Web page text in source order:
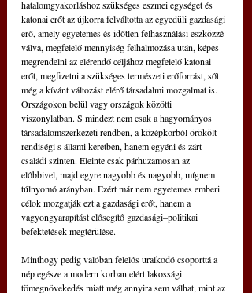
hatalomgyakorláshoz szükséges eszmei egységet és
katonai erőt az újkorra felváltotta az egyedüli gazdasági
erő, amely egyetemes és időtlen felhasználási eszközzé
válva, megfelelő mennyiség felhalmozása után, képes
megrendelni az elérendő céljához megfelelő katonai
erőt, megfizetni a szükséges természeti erőforrást, sőt
még a kívánt változást elérő társadalmi mozgalmat is.
Országokon belül vagy országok közötti
viszonylatban. S mindezt nem csak a hagyományos
társadalomszerkezeti rendben, a középkorból örökölt
rendiségi s állami keretben, hanem egyéni és zárt
családi szinten. Eleinte csak párhuzamosan az
előbbivel, majd egyre nagyobb és nagyobb, mígnem
túlnyomó arányban. Ezért már nem egyetemes emberi
célok mozgatják ezt a gazdasági erőt, hanem a
vagyongyarapítást elősegítő gazdasági–politikai
befektetések megtérülése.
Minthogy pedig valóban felelős uralkodó csoporttá a
nép egésze a modern korban elért lakossági
tömegnövekedés miatt még annyira sem válhat, mint az